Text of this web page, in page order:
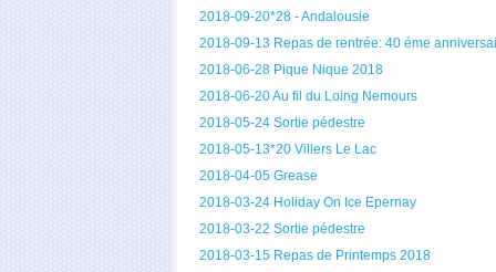
2018-09-20*28 - Andalousie
2018-09-13 Repas de rentrée: 40 éme
2018-06-28 Pique Nique 2018
2018-06-20 Au fil du Loing Nemours
2018-05-24 Sortie pédestre
2018-05-13*20 Villers Le Lac
2018-04-05 Grease
2018-03-24 Holiday On Ice Epernay
2018-03-22 Sortie pédestre
2018-03-15 Repas de Printemps 2018